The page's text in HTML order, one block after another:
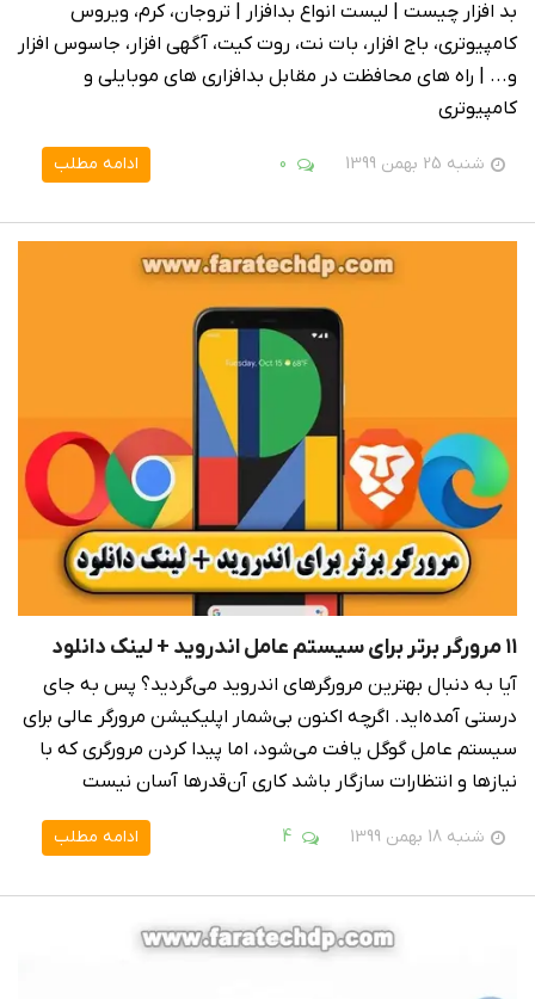
بد افزار چیست | لیست انواع بدافزار | تروجان، کرم، ویروس
کامپیوتری، باج افزار، بات نت، روت کیت، آگهی افزار، جاسوس افزار
و... | راه های محافظت در مقابل بدافزاری های موبایلی و
کامپیوتری
شنبه 25 بهمن 1399 0 ادامه مطلب
۱۱ مرورگر برتر برای سیستم عامل اندروید + لینک دانلود
آیا به دنبال بهترین مرورگرهای اندروید می‌گردید؟ پس به جای
درستی آمده‌اید. اگرچه اکنون بی‌شمار اپلیکیشن مرورگر عالی برای
سیستم عامل گوگل یافت می‌شود، اما پیدا کردن مرورگری که با
نیازها و انتظارات سازگار باشد کاری آن‌قدرها آسان نیست
شنبه 18 بهمن 1399 4 ادامه مطلب